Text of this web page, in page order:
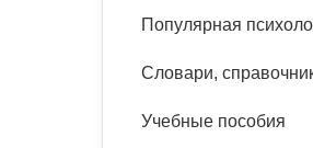
Классический, эриксоновский
Популярная
Словари,
Учебные пособия